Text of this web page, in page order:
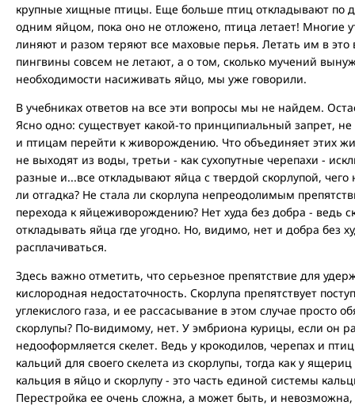
крупные хищные птицы. Еще больше птиц откладывают по
одним яйцом, пока оно не отложено, птица летает! Многие
линяют и разом теряют все маховые перья. Летать им в
пингвины совсем не летают, а о том, сколько мучений
необходимости насиживать яйцо, мы уже говорили.
В учебниках ответов на все эти вопросы мы не найдем.
Ясно одно: существует какой-то принципиальный запрет,
и птицам перейти к живорождению. Что объединяет этих
не выходят из воды, третьи - как сухопутные черепахи -
разные и...все откладывают яйца с твердой скорлупой,
ли отгадка? Не стала ли скорлупа непреодолимым
перехода к яйцеживорождению? Нет худа без добра - ведь
откладывать яйца где угодно. Но, видимо, нет и добра без
расплачиваться.
Здесь важно отметить, что серьезное препятствие для
кислородная недостаточность. Скорлупа препятствует
углекислого газа, и ее рассасывание в этом случае просто
скорлупы? По-видимому, нет. У эмбриона курицы, если он
недооформляется скелет. Ведь у крокодилов, черепах и
кальций для своего скелета из скорлупы, тогда как у
кальция в яйцо и скорлупу - это часть единой системы
Перестройка ее очень сложна, а может быть, и